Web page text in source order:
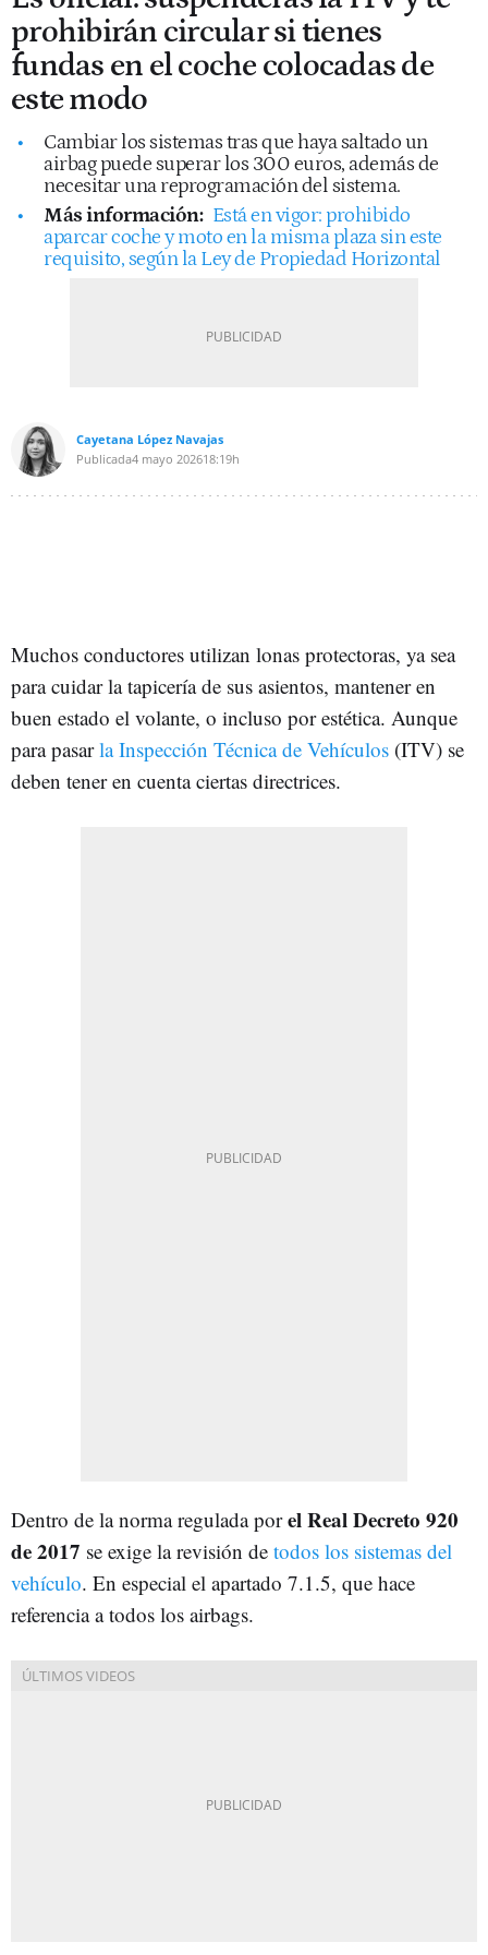
prohibirán circular si tienes
fundas en el coche colocadas de
este modo
Cambiar los sistemas tras que haya saltado un
airbag puede superar los 300 euros, además de
necesitar una reprogramación del sistema.
Más información: Está en vigor: prohibido
aparcar coche y moto en la misma plaza sin este
requisito, según la Ley de Propiedad Horizontal
Cayetana López Navajas
Publicada4 mayo 202618:19h
Muchos conductores utilizan lonas protectoras, ya sea
para cuidar la tapicería de sus asientos, mantener en
buen estado el volante, o incluso por estética. Aunque
para pasarla Inspección Técnica de Vehículos (ITV) se
deben tener en cuenta ciertas directrices.
Dentro de la norma regulada porel Real Decreto 920
de 2017 se exige la revisión de todos los sistemas del
vehículo. En especial el apartado 7.1.5, que hace
referencia a todos los airbags.